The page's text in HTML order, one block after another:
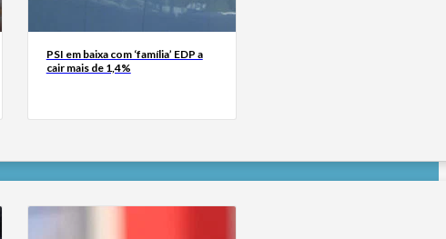
PSI em baixa com ‘família’ EDP a
cair mais de 1,4%